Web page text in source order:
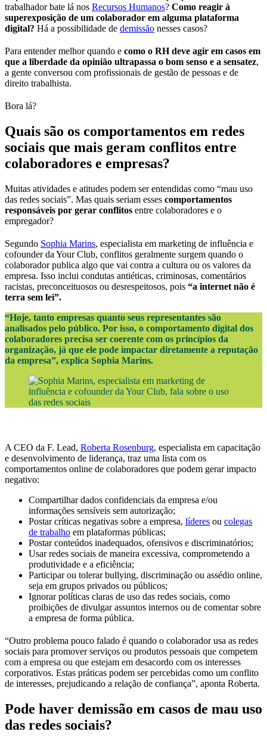
trabalhador bate lá nos Recursos Humanos? Como reagir à
superexposição de um colaborador em alguma plataforma
digital? Há a possibilidade de demissão nesses casos?
Para entender melhor quando e como o RH deve agir em casos em
que a liberdade da opinião ultrapassa o bom senso e a sensatez,
a gente conversou com profissionais de gestão de pessoas e de
direito trabalhista.
Bora lá?
Quais são os comportamentos em redes
sociais que mais geram conflitos entre
colaboradores e empresas?
Muitas atividades e atitudes podem ser entendidas como “mau uso
das redes sociais”. Mas quais seriam esses comportamentos
responsáveis por gerar conflitos entre colaboradores e o
empregador?
Segundo Sophia Marins, especialista em marketing de influência e
cofounder da Your Club, conflitos geralmente surgem quando o
colaborador publica algo que vai contra a cultura ou os valores da
empresa. Isso inclui condutas antiéticas, criminosas, comentários
racistas, preconceituosos ou desrespeitosos, pois “a internet não é
terra sem lei”.
“Hoje, tanto empresas quanto seus representantes são
analisados pelo público. Por isso, o comportamento digital dos
colaboradores precisa ser coerente com os princípios da
organização, já que ele pode impactar diretamente a reputação
da empresa”, explica Sophia Marins.
A CEO da F. Lead, Roberta Rosenburg, especialista em capacitação
e desenvolvimento de liderança, traz uma lista com os
comportamentos online de colaboradores que podem gerar impacto
negativo:
Compartilhar dados confidenciais da empresa e/ou
informações sensíveis sem autorização;
Postar críticas negativas sobre a empresa, líderes ou colegas
de trabalho em plataformas públicas;
Postar conteúdos inadequados, ofensivos e discriminatórios;
Usar redes sociais de maneira excessiva, comprometendo a
produtividade e a eficiência;
Participar ou tolerar bullying, discriminação ou assédio online,
seja em grupos privados ou públicos;
Ignorar políticas claras de uso das redes sociais, como
proibições de divulgar assuntos internos ou de comentar sobre
a empresa de forma pública.
“Outro problema pouco falado é quando o colaborador usa as redes
sociais para promover serviços ou produtos pessoais que competem
com a empresa ou que estejam em desacordo com os interesses
corporativos. Estas práticas podem ser percebidas como um conflito
de interesses, prejudicando a relação de confiança”, aponta Roberta.
Pode haver demissão em casos de mau uso
das redes sociais?